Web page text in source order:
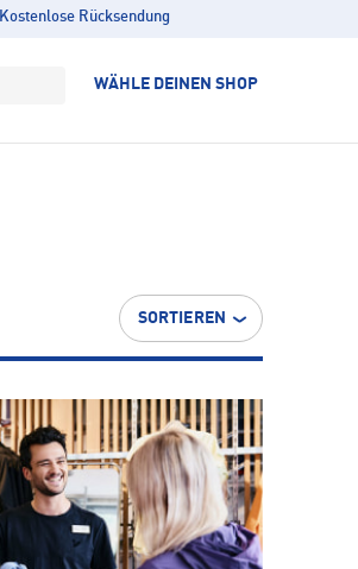
Kostenlose Rücksendung
WÄHLE DEINEN SHOP
SORTIEREN